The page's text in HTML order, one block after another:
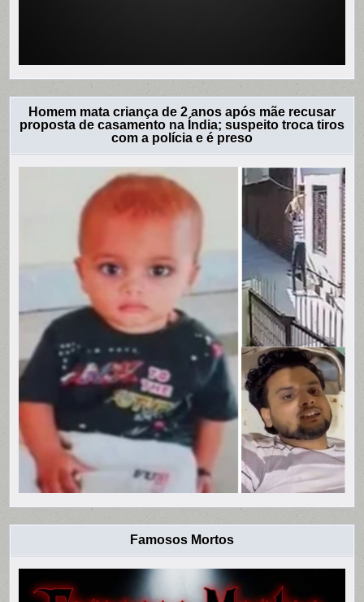
Homem mata criança de 2 anos após mãe recusar
proposta de casamento na Índia; suspeito troca tiros
com a polícia e é preso
Famosos Mortos